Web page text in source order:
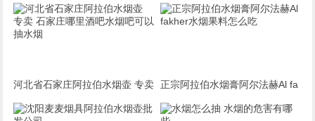
河北省石家庄阿拉伯水烟壶 专卖
石家庄哪里酒吧水烟吧可以抽水
正宗阿拉伯水烟膏阿尔法赫Al fa
kher水烟果料怎么吃